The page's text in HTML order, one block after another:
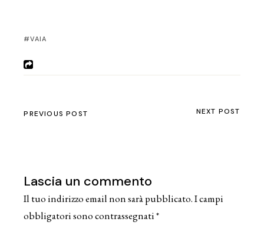
VAIA
PREVIOUS POST NEXT POST
Lascia un commento
Il tuo indirizzo email non sarà pubblicato.I campi
obbligatori sono contrassegnati*